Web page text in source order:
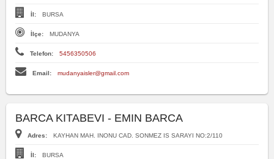
İl: BURSA
İlçe: MUDANYA
Telefon: 5456350506
Email: mudanyaisler@gmail.com
BARCA KITABEVI - EMIN BARCA
Adres: KAYHAN MAH. INONU CAD. SONMEZ IS SARAYI NO:2/110
İl: BURSA